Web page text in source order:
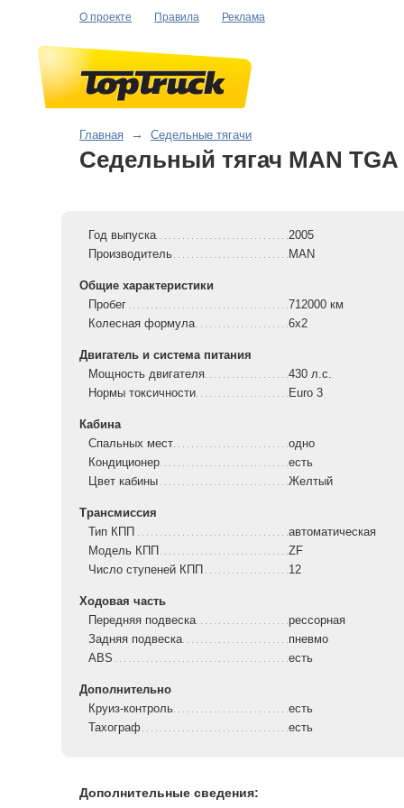
О проекте Правила Реклама
Главная → Седельные тягачи
Седельный тягач MAN TGA
Год выпуска
2005
Производитель
MAN
Общие характеристики
Пробег
712000 км
Колесная формула
6x2
Двигатель и система питания
Мощность двигателя
430 л.с.
Нормы токсичности
Euro 3
Кабина
Спальных мест
одно
Кондиционер
есть
Цвет кабины
Желтый
Трансмиссия
Тип КПП
автоматическая
Модель КПП
ZF
Число ступеней КПП
12
Ходовая часть
Передняя подвеска
рессорная
Задняя подвеска
пневмо
ABS
есть
Дополнительно
Круиз-контроль
есть
Тахограф
есть
Дополнительные сведения: